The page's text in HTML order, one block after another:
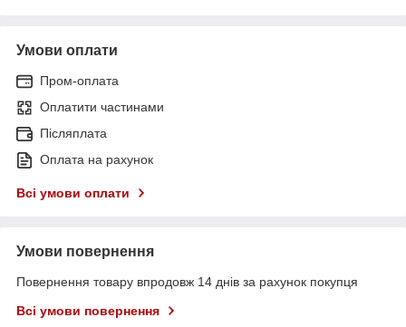
Умови оплати
Пром-оплата
Оплатити частинами
Післяплата
Оплата на рахунок
Всі умови оплати
Умови повернення
Повернення товару впродовж 14 днів за рахунок покупця
Всі умови повернення